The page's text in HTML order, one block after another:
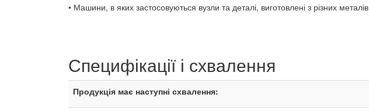
• Машини, в яких застосовуються вузли та деталі, виготовлені з різних металів
Специфікації і схвалення
Продукція має наступні схвалення: